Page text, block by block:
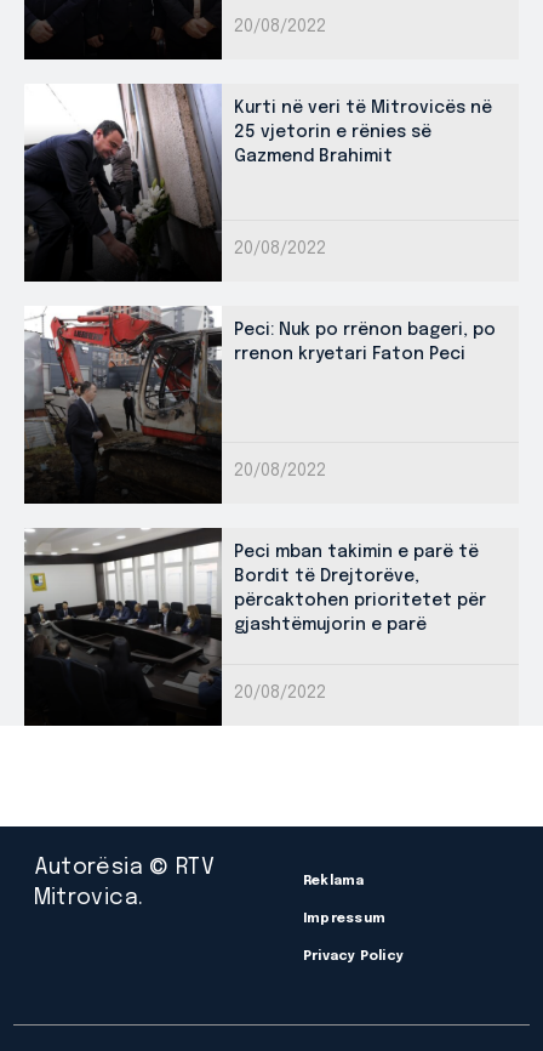
20/08/2022
Kurti në veri të Mitrovicës në
25 vjetorin e rënies së
Gazmend Brahimit
20/08/2022
Peci: Nuk po rrënon bageri, po
rrenon kryetari Faton Peci
20/08/2022
Peci mban takimin e parë të
Bordit të Drejtorëve,
përcaktohen prioritetet për
gjashtëmujorin e parë
20/08/2022
Autorësia © RTV
Mitrovica.
Reklama
Impressum
Privacy Policy